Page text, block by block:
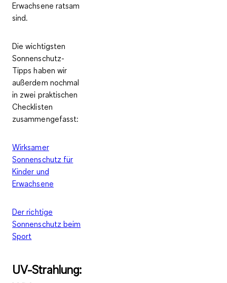
Erwachsene ratsam
sind.
Die wichtigsten
Sonnenschutz-
Tipps haben wir
außerdem nochmal
in zwei praktischen
Checklisten
zusammengefasst:
Wirksamer
Sonnenschutz für
Kinder und
Erwachsene
Der richtige
Sonnenschutz beim
Sport
UV-Strahlung: